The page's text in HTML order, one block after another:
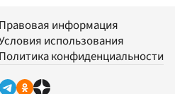
Правовая информация
использования
Политика конфиденциальности